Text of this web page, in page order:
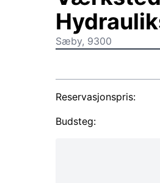
Sæby, 9300
Reservasjonspris:
Budsteg: